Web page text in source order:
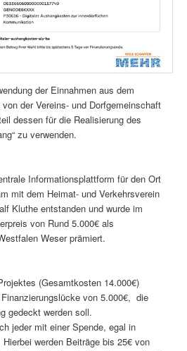
der Einnahmen aus dem
der Vereins- und Dorfgemeinschaft
dessen für die Realisierung des
zu verwenden.
Informationsplattform für den Ort
mit dem Heimat- und Verkehrsverein
Kluthe entstanden und wurde im
von Rund 5.000€ als
Weser prämiert.
(Gesamtkosten 14.000€)
von 5.000€, die
gedeckt werden soll.
jeder mit einer Spende, egal in
werden Beiträge bis 25€ von